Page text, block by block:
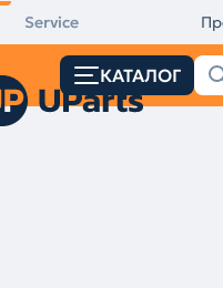
Service
КАТАЛОГ